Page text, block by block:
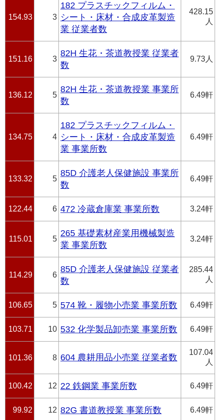
154.93 3
182 プラスチックフィルム・
シート・床材・合成皮革製造
業 従業者数
428.15
人
151.16 3
82H 生花・茶道教授業 従業者
数
9.73人
136.12 5
82H 生花・茶道教授業 事業所
数
6.49軒
134.75 4
182 プラスチックフィルム・
シート・床材・合成皮革製造
業 事業所数
6.49軒
133.32 5
85D 介護老人保健施設 事業所
数
6.49軒
122.44 6 472 冷蔵倉庫業 事業所数 3.24軒
115.01 5
265 基礎素材産業用機械製造
業 事業所数
3.24軒
114.29 6
85D 介護老人保健施設 従業者
数
285.44
人
106.65 5 574 靴・履物小売業 事業所数 6.49軒
103.71 10 532 化学製品卸売業 事業所数 6.49軒
101.36 8 604 農耕用品小売業 従業者数
107.04
人
100.42 12 22 鉄鋼業 事業所数 6.49軒
99.92 12 82G 書道教授業 事業所数 6.49軒